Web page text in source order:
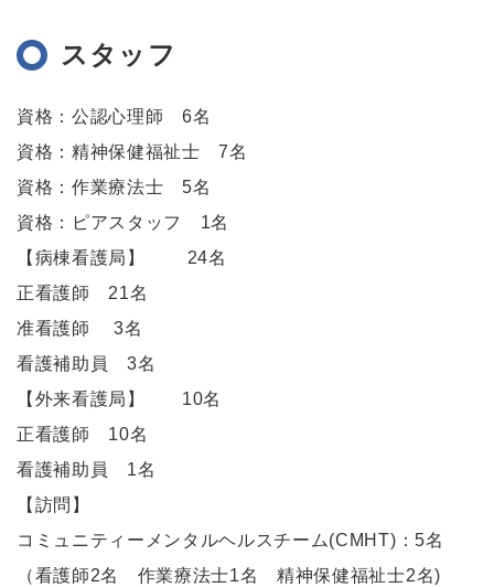
スタッフ
資格：公認心理師 6名
資格：精神保健福祉士 7名
資格：作業療法士 5名
資格：ピアスタッフ 1名
【病棟看護局】 24名
正看護師 21名
准看護師 3名
看護補助員 3名
【外来看護局】 10名
正看護師 10名
看護補助員 1名
【訪問】
コミュニティーメンタルヘルスチーム(CMHT)：5名
（看護師2名 作業療法士1名 精神保健福祉士2名)